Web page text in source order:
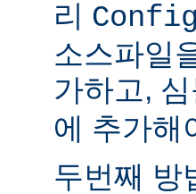
리
소스파일
가하고,
에 추가해
두번째 방